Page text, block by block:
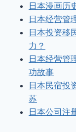
日本漫画历
日本经营管
日本投资移
力？
日本经营管
功故事
日本民宿投
苏
日本公司注